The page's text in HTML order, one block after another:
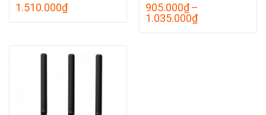
1.510.000₫ 905.000₫ –
1.035.000₫Khoảng